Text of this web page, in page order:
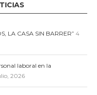
LA CASA SIN BARRER” 4
laboral en la
2026